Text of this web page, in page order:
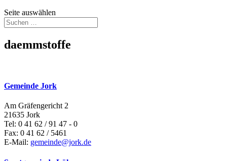
Seite auswählen
daemmstoffe
Gemeinde Jork
Am Gräfengericht 2
21635 Jork
Tel: 0 41 62 / 91 47 - 0
Fax: 0 41 62 / 5461
E-Mail: gemeinde@jork.de